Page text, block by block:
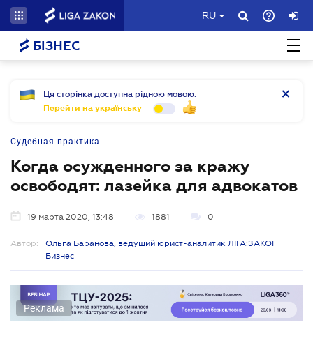
RU
БІЗНЕС
Ця сторінка доступна рідною мовою.
Перейти на українську
Судебная практика
Когда осужденного за кражу
освободят: лазейка для адвокатов
19 марта 2020, 13:48 1881 0
Автор:
Ольга Баранова, ведущий юрист-аналитик ЛІГА:ЗАКОН
Бизнес
Реклама